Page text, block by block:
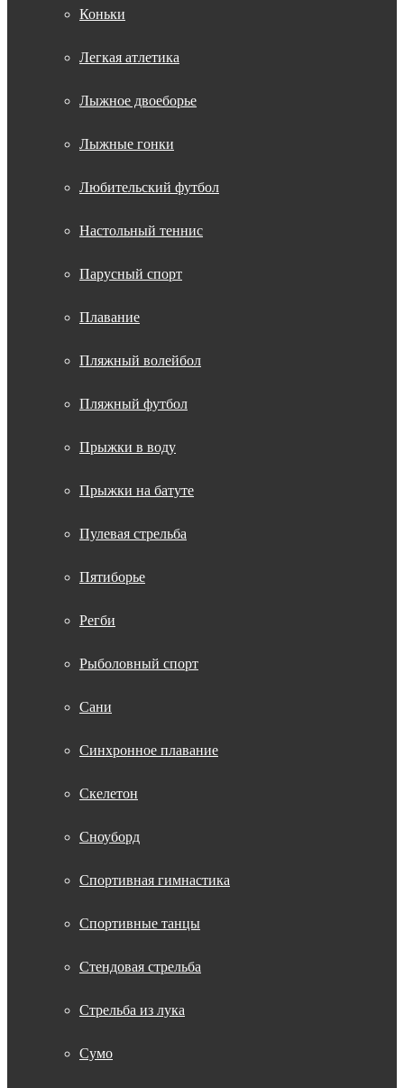
Коньки
Легкая атлетика
Лыжное двоеборье
Лыжные гонки
Любительский футбол
Настольный теннис
Парусный спорт
Плавание
Пляжный волейбол
Пляжный футбол
Прыжки в воду
Прыжки на батуте
Пулевая стрельба
Пятиборье
Регби
Рыболовный спорт
Сани
Синхронное плавание
Скелетон
Сноуборд
Спортивная гимнастика
Спортивные танцы
Стендовая стрельба
Стрельба из лука
Сумо